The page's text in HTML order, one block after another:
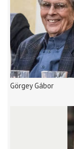
Görgey Gábor